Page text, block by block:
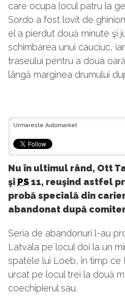
care ocupa locul patru la
Sordo a fost lovit de
el a pierdut două minute şi
schimbarea unui cauciuc,
traseului pentru a doua
lângă marginea drumului
Urmareste Automarket
Nu în ultimul rând, Ott
şi PS11, reuşind astfel
probă specială din
abandonat după
Seria de abandonuri l-au
Latvala pe locul doi la un
spatele lui Loeb, în timp ce
urcat pe locul trei la două
coechipierul sau.